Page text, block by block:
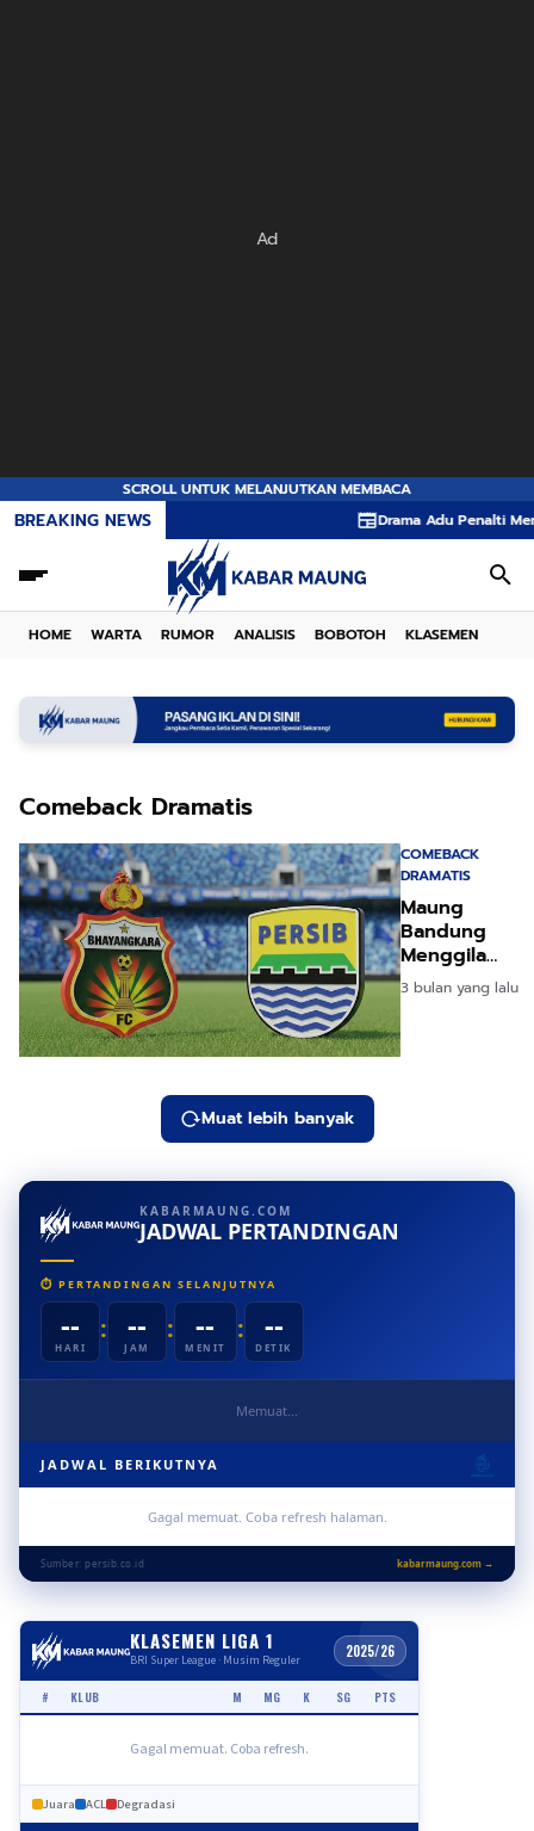
Ad
SCROLL UNTUK MELANJUTKAN MEMBACA
BREAKING NEWS Drama Adu Penalti
HOME WARTA RUMOR ANALISIS BOBOTOH KLASEMEN
Comeback Dramatis
COMEBACK
DRAMATIS
Maung
Bandung
Menggila
Hajar
Bhayangkara
3 bulan yang lalu
Muat lebih banyak
KABARMAUNG.COM
JADWAL PERTANDINGAN
⏱ PERTANDINGAN SELANJUTNYA
--
HARI
: --
JAM
: --
MENIT
: --
DETIK
Memuat...
JADWAL BERIKUTNYA
Gagal memuat. Coba refresh halaman.
Sumber: persib.co.id kabarmaung.com →
KLASEMEN LIGA 1
BRI Super League · Musim Reguler 2025/26
# KLUB M MG K SG PTS
Gagal memuat. Coba refresh.
Juara ACL Degradasi